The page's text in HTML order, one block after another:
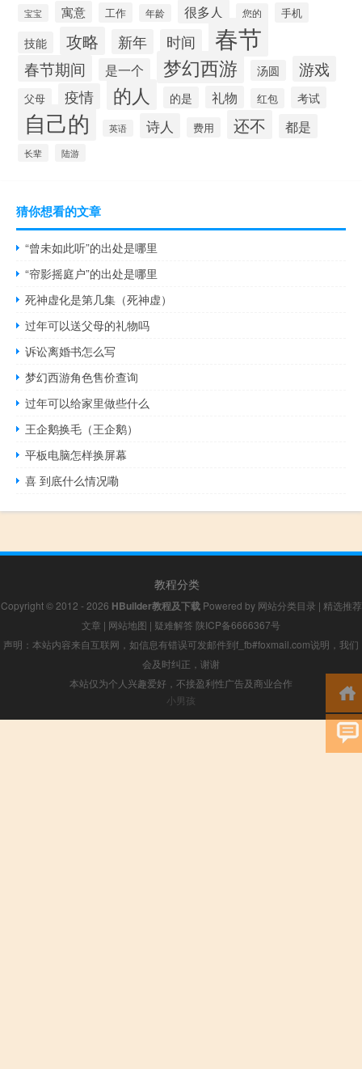
宝宝 寓意 工作 年龄 很多人 您的 手机
技能 攻略 新年 时间 春节
春节期间 是一个 梦幻西游 汤圆 游戏
父母 疫情 的人 的是 礼物 红包 考试
自己的 英语 诗人 费用 还不 都是
长辈 陆游
猜你想看的文章
“曾未如此听”的出处是哪里
“帘影摇庭户”的出处是哪里
死神虚化是第几集（死神虚）
过年可以送父母的礼物吗
诉讼离婚书怎么写
梦幻西游角色售价查询
过年可以给家里做些什么
王企鹅换毛（王企鹅）
平板电脑怎样换屏幕
喜 到底什么情况嘞
教程分类
Copyright © 2012 - 2026 HBuilder教程及下载Powered by 网站分类目录 | 精选推荐
文章 | 网站地图 | 疑难解答 陕ICP备6666367号
声明：本站内容来自互联网，如信息有错误可发邮件到f_fb#foxmail.com说明，我们
会及时纠正，谢谢
本站仅为个人兴趣爱好，不接盈利性广告及商业合作
小男孩